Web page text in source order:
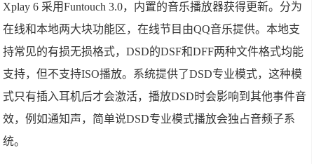
Xplay 6 采用Funtouch 3.0，内置的音乐播放器获得更新。分为
在线和本地两大块功能区，在线节目由QQ音乐提供。本地支
持常见的有损无损格式，DSD的DSF和DFF两种文件格式均能
支持，但不支持ISO播放。系统提供了DSD专业模式，这种模
式只有插入耳机后才会激活，播放DSD时会影响到其他事件音
效，例如通知声，简单说DSD专业模式播放会独占音频子系
统。